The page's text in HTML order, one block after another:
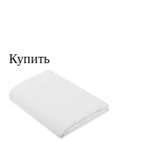
Купить